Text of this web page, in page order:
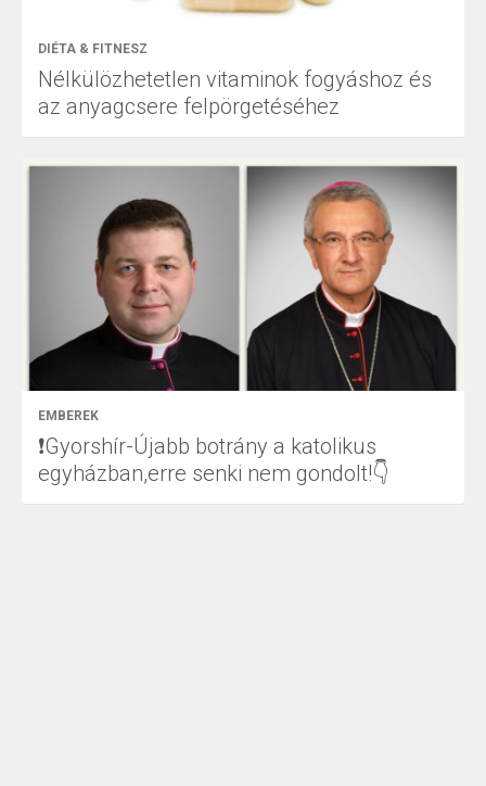
DIÉTA & FITNESZ
Nélkülözhetetlen vitaminok fogyáshoz és
az anyagcsere felpörgetéséhez
EMBEREK
❗Gyorshír-Újabb botrány a katolikus
egyházban,erre senki nem gondolt!👇